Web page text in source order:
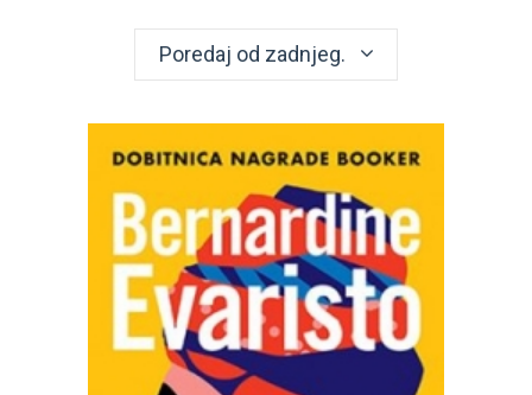
Poredaj od zadnjeg.